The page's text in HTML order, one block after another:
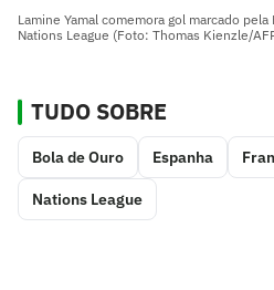
Lamine Yamal comemora gol marcado
Nations League (Foto: Thomas Kienzle/
TUDO SOBRE
Bola de Ouro Espanha
Nations League